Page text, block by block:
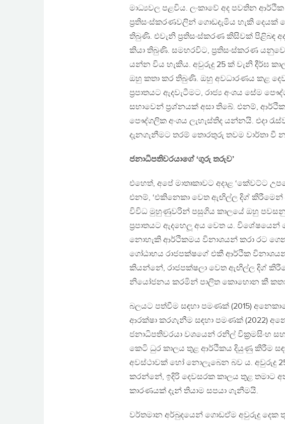
මාධ්‍යවල පළවිය. ලංකාවේ අද පවතින
ප්‍රතිසංස්කරණවලින් ගොඩදැමිය හැකි
තිබුණි. එවැනි ප්‍රතිසංස්කරණ කිසිවක් පිළිබඳ
කියා තිබුණි. සමහරවිට, ප්‍රතිසංස්කරණ
යන්න විය හැකිය. අවුරුදු 25 ක් වැනි දීර්ඝ
ඔහු කතා කර තිබුණි. ඔහු අවධාරණය කළ
ප්‍රපාතයට ඇදවැටීමට, රාජ්‍ය අංශය සේම
සභාවෙන් ප්‍රශ්නයක් අසා තිබේ. එනම්,
පෞද්ගලික අංශය ලැහැස්තිද යන්නයි. එදා
දැනගැනීමට තරම් තොරතුරු තවම වාර්තා වී
ජනාධිපතිවරයාගේ ‘ගුරු තරුව’
එහෙත්, අපේ මාතෘකාවට අදාළ ‘කේවට්ට
එනම්, ‘එකිනෙකා වෙත ඇඟිල්ල දිග්
විවිධ මුහුණුවරින් පසුගිය කාලයේ ඔහු පවසනු
ප්‍රපාතයට ඇදහෙලූ අය වෙත ය. විශේෂයෙන්
නොහැකි ආර්ථිකමය විනාශයන් කරා රට
ගෝඨාභය රාජපක්ෂගේ එකී ආර්ථික
කියන්නේ, රාජපක්ෂලා වෙත ඇඟිල්ල දිග්
නියෝජනය කරමින් පාලිත කොහොන කී
බලයට පත්වීම සඳහා පමණක් (2015)
ආරක්ෂා කරගැනීම සඳහා පමණක් (2022)
ජනාධිපතිවරයා වශයෙන් රනිල් වික්‍රමසිංහ
කෙටි ධුර කාලය තුළ ආර්ථිකය දියුණු කිරීම
අවස්ථාවක් හෝ නොලැබෙන බව ය. අවුරුදු
කරන්නේ, ඉදිරි දෙවසරක කාලය තුළ තමාට
කාරණයක් දැන් තියාම සපයා ගැනීමයි.
වර්තමාන අර්බුදයෙන් ගොඩඒම අවුරුදු දෙක